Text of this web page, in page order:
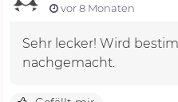
vor 8 Monaten
Sehr lecker! Wird
nachgemacht.